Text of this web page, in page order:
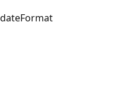
dateFormat